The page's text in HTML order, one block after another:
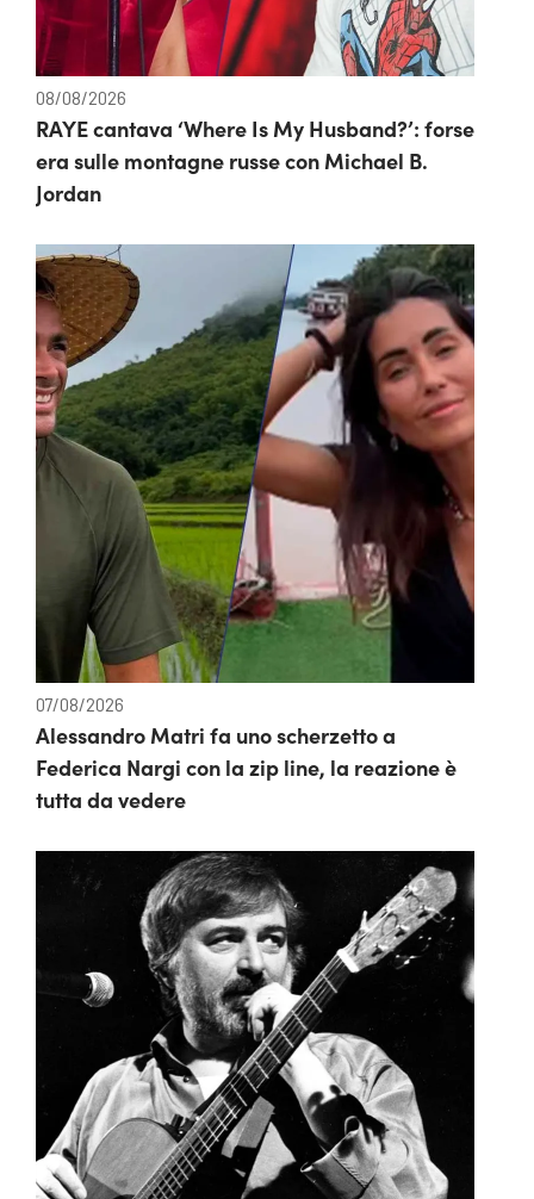
08/08/2026
RAYE cantava ‘Where Is My Husband?’: forse
era sulle montagne russe con Michael B.
Jordan
07/08/2026
Alessandro Matri fa uno scherzetto a
Federica Nargi con la zip line, la reazione è
tutta da vedere